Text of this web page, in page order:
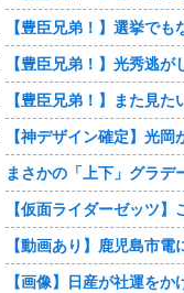
【豊臣兄弟！】また見た